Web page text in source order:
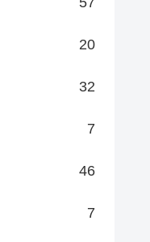
20
32
7
46
7